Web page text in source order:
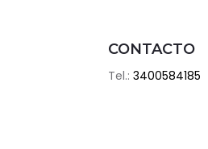
CONTACTO
Tel.: 3400584185